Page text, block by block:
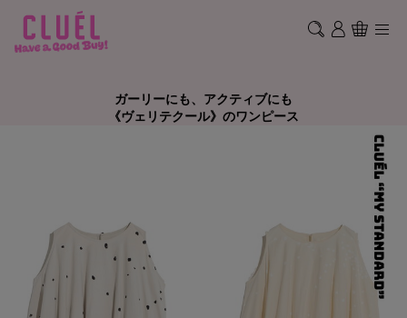
ガーリーにも、アクティブにも
《ヴェリテクール》のワンピース